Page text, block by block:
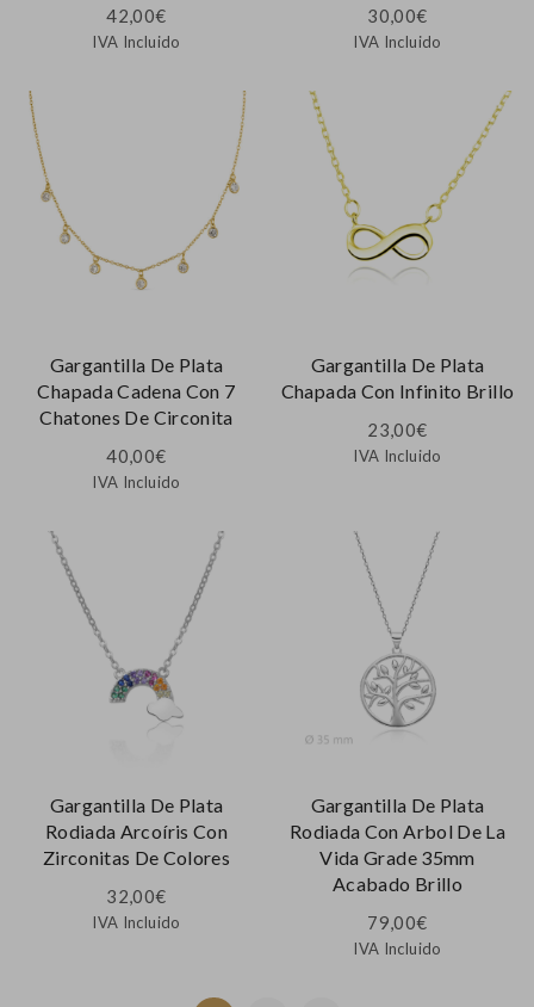
42,00€
IVA Incluido
30,00€
IVA Incluido
Gargantilla De Plata
Chapada Cadena Con 7
Chatones De Circonita
40,00€
IVA Incluido
Gargantilla De Plata
Chapada Con Infinito Brillo
23,00€
IVA Incluido
Gargantilla De Plata
Rodiada Arcoíris Con
Zirconitas De Colores
32,00€
IVA Incluido
Gargantilla De Plata
Rodiada Con Arbol De La
Vida Grade 35mm
Acabado Brillo
79,00€
IVA Incluido